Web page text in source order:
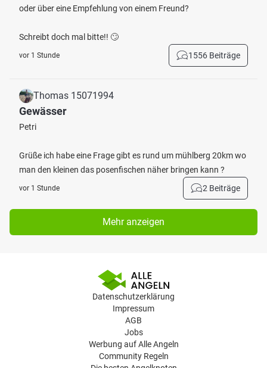
oder über eine Empfehlung von einem Freund?
Schreibt doch mal bitte!! 🙄
vor 1 Stunde 1556 Beiträge
Thomas 15071994
Gewässer
Petri
Grüße ich habe eine Frage gibt es rund um mühlberg 20km wo
man den kleinen das posenfischen näher bringen kann ?
vor 1 Stunde 2 Beiträge
Mehr anzeigen
Datenschutzerklärung
Impressum
AGB
Jobs
Werbung auf Alle Angeln
Community Regeln